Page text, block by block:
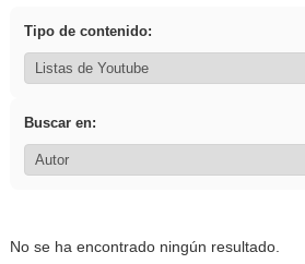
Tipo de contenido:
Buscar en:
No se ha encontrado ningún resultado.